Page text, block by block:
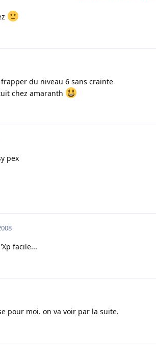
du niveau 6 sans crainte
chez amaranth
pex
facile...
pour moi. on va voir par la suite.